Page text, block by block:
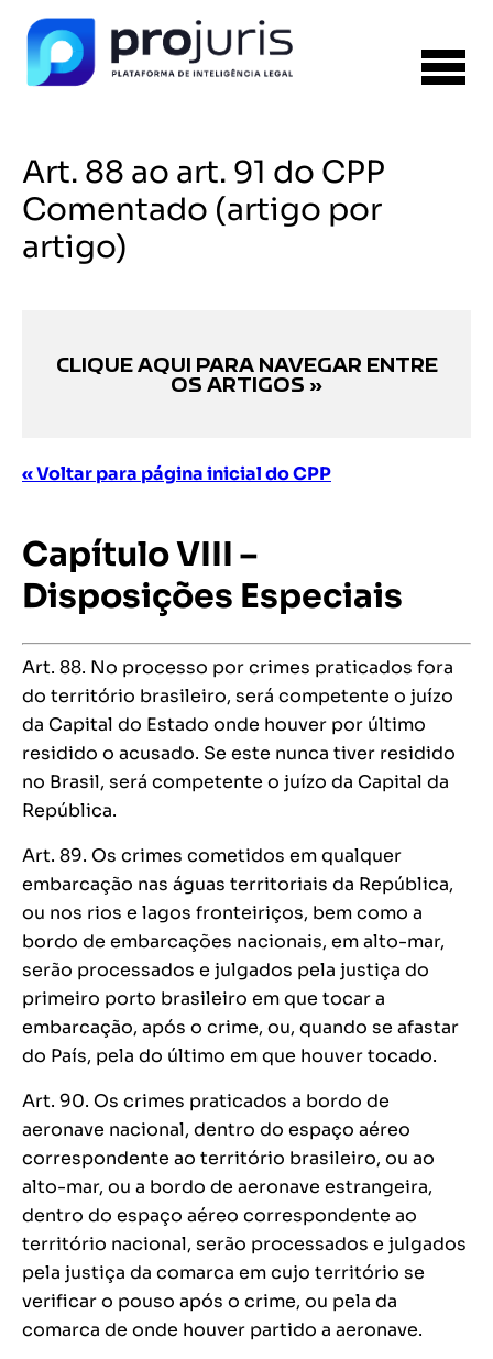
Art. 88 ao art. 91 do CPP
Comentado (artigo por
artigo)
CLIQUE AQUI PARA NAVEGAR ENTRE
OS ARTIGOS »
« Voltar para página inicial do CPP
Capítulo VIII –
Disposições Especiais
Art. 88. No processo por crimes praticados fora
do território brasileiro, será competente o juízo
da Capital do Estado onde houver por último
residido o acusado. Se este nunca tiver residido
no Brasil, será competente o juízo da Capital da
República.
Art. 89. Os crimes cometidos em qualquer
embarcação nas águas territoriais da República,
ou nos rios e lagos fronteiriços, bem como a
bordo de embarcações nacionais, em alto-mar,
serão processados e julgados pela justiça do
primeiro porto brasileiro em que tocar a
embarcação, após o crime, ou, quando se afastar
do País, pela do último em que houver tocado.
Art. 90. Os crimes praticados a bordo de
aeronave nacional, dentro do espaço aéreo
correspondente ao território brasileiro, ou ao
alto-mar, ou a bordo de aeronave estrangeira,
dentro do espaço aéreo correspondente ao
território nacional, serão processados e julgados
pela justiça da comarca em cujo território se
verificar o pouso após o crime, ou pela da
comarca de onde houver partido a aeronave.